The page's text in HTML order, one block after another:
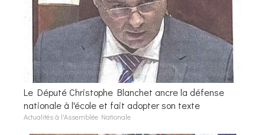
Le Député Christophe Blanchet ancre la défense
nationale à l'école et fait adopter son texte
Actualités à l'Assemblée Nationale